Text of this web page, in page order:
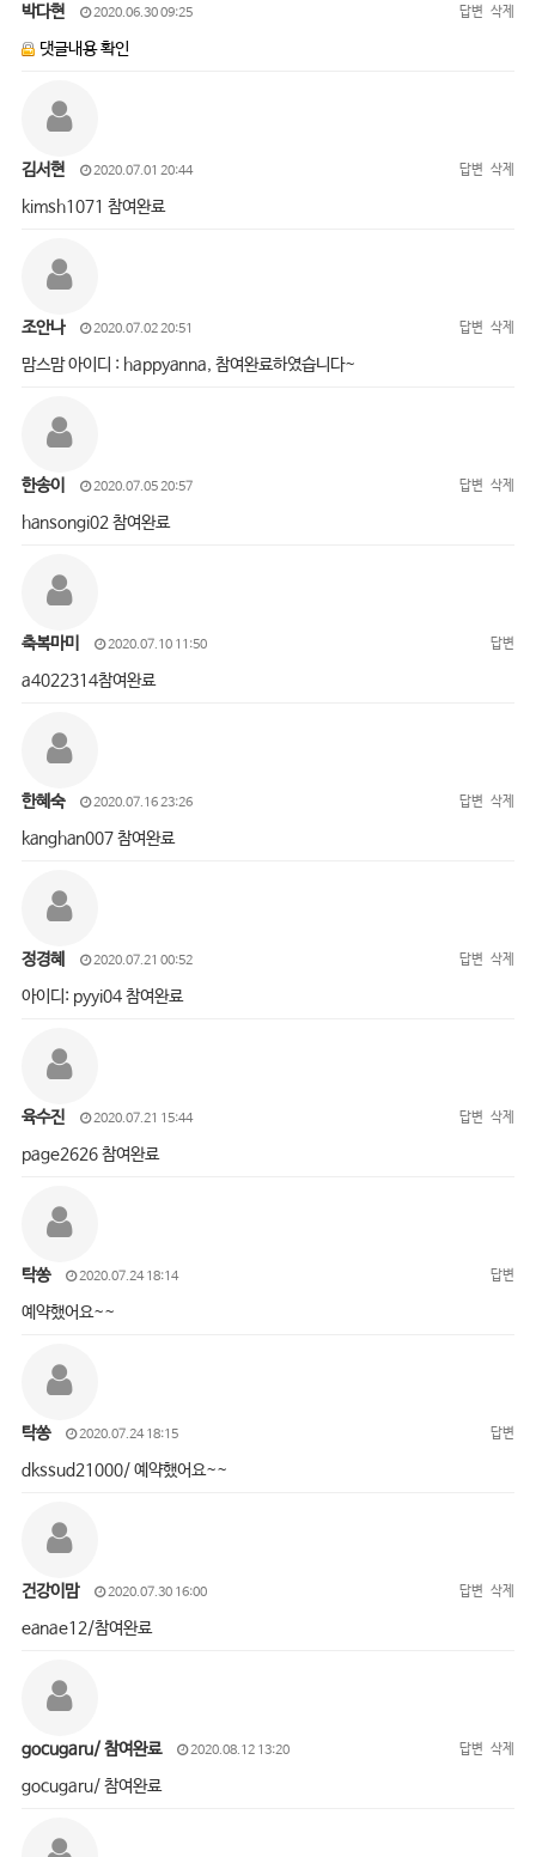
박다현 2020.06.30 09:25 답변 삭제
댓글내용 확인
김서현 2020.07.01 20:44 답변 삭제
kimsh1071 참여완료
조안나 2020.07.02 20:51 답변 삭제
맘스맘 아이디 : happyanna, 참여완료하였습니다~
한송이 2020.07.05 20:57 답변 삭제
hansongi02 참여완료
축복마미 2020.07.10 11:50 답변
a4022314참여완료
한혜숙 2020.07.16 23:26 답변 삭제
kanghan007 참여완료
정경혜 2020.07.21 00:52 답변 삭제
아이디: pyyi04 참여완료
육수진 2020.07.21 15:44 답변 삭제
page2626 참여완료
탁쏭 2020.07.24 18:14 답변
예약했어요~~
탁쏭 2020.07.24 18:15 답변
dkssud21000/ 예약했어요~~
건강이맘 2020.07.30 16:00 답변 삭제
eanae12/참여완료
gocugaru/ 참여완료 2020.08.12 13:20 답변 삭제
gocugaru/ 참여완료